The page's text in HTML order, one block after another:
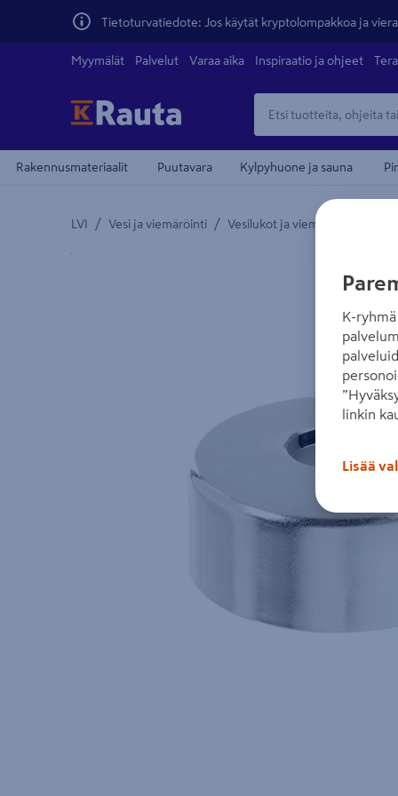
Tietoturvatiedote: Jos käytät kryptolompakkoa ja
Myymälät Palvelut Varaa aika Inspiraatio ja ohjeet
Rakennusmateriaalit Puutavara Kylpyhuone ja sauna
LVI / Vesi ja viemäröinti / Vesilukot ja
Yksityiskohtainen kuvaus löytyy Tuotteen kuvaus -
K-
linkin
Lisää